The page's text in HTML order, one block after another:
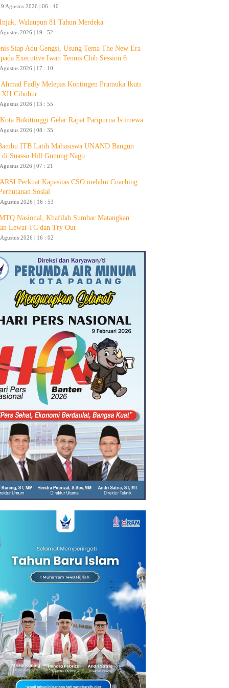
Agustus 2026 | 06 : 40
Walaupun 81 Tahun Merdeka
2026 | 19 : 52
Siap Adu Gengsi, Usung Tema The New Era
Executive Iwan Tennis Club Session 6
2026 | 17 : 10
Ahmad Fadly Melepas Kontingen Pramuka Ikuti
XII Cibubur
2026 | 13 : 55
Bukittinggi Gelar Rapat Paripurna Istimewa
2026 | 08 : 35
ITB Latih Mahasiswa UNAND Bangun
di Suasso Hill Gunung Nago
2026 | 07 : 21
Perkuat Kapasitas CSO melalui Coaching
Sosial
2026 | 16 : 53
Nasional, Khafilah Sumbar Matangkan
Lewat TC dan Try Out
2026 | 16 : 02